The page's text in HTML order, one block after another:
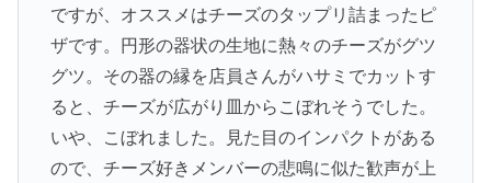
ですが、オススメはチーズのタップリ詰まったピ
ザです。円形の器状の生地に熱々のチーズがグツ
グツ。その器の縁を店員さんがハサミでカットす
ると、チーズが広がり皿からこぼれそうでした。
いや、こぼれました。見た目のインパクトがある
ので、チーズ好きメンバーの悲鳴に似た歓声が上